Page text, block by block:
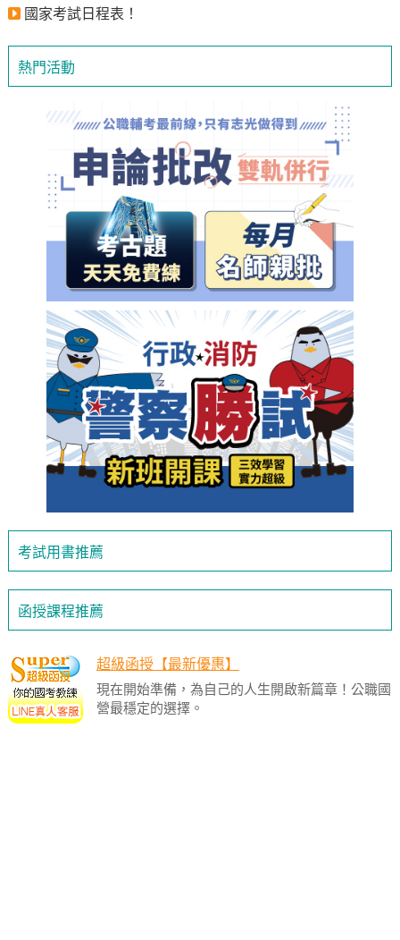
國家考試日程表！
熱門活動
考試用書推薦
函授課程推薦
超級函授【最新優惠】
現在開始準備，為自己的人生開啟新篇章！公職國
營最穩定的選擇。